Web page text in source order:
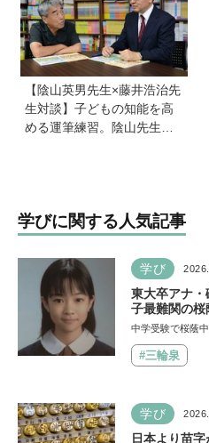
【陰山英男先生×藤井浩治先
生対談】子どもの知能を高
める運筆練習。陰山先生が
学びに関する人気記事
学び
東大卒アナ
子最難関の桜
た渋渋に。母
中学受験で桜蔭
#三輪泉
学び
日本より苗